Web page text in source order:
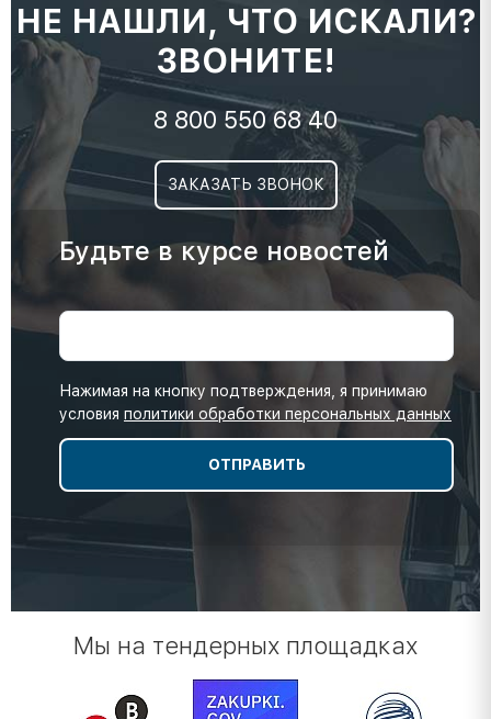
НЕ НАШЛИ, ЧТО ИСКАЛИ?
ЗВОНИТЕ!
8 800 550 68 40
ЗАКАЗАТЬ ЗВОНОК
Будьте в курсе новостей
Нажимая на кнопку подтверждения, я принимаю
условия политики обработки персональных данных
Мы на тендерных площадках